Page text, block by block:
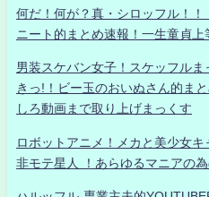
何だ！何が？真・シロッフル
ニート的まとめ速報！一生童貞上
男装スケバン女子！スケッフル
きっ!！ビー玉のおいぬさん的ま
しろ動画まで取り上げまっくす
ロボットアニメ！メカと美少女キ
非モテ星人 ！あらゆるマニアの